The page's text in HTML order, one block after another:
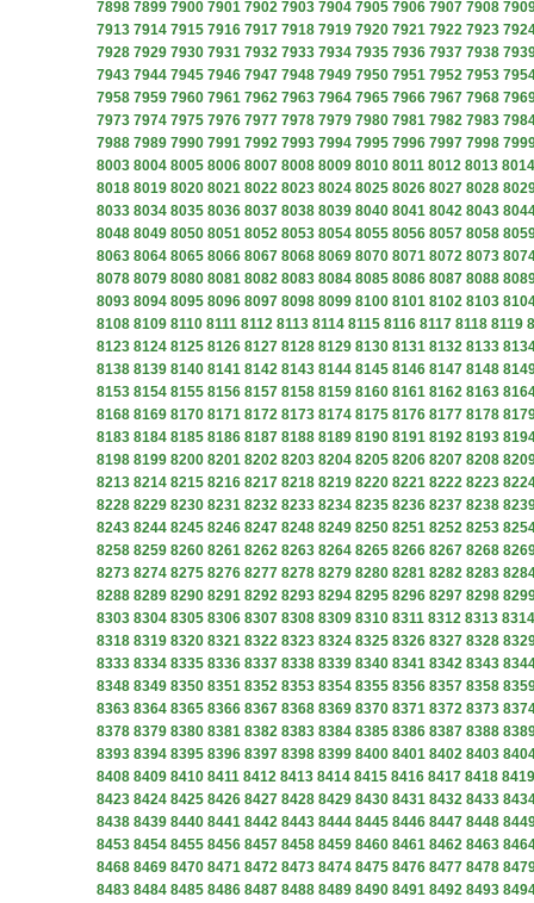
7898 7899 7900 7901 7902 7903 7904 7905 7906 7907 7908
7913 7914 7915 7916 7917 7918 7919 7920 7921 7922 7923
7928 7929 7930 7931 7932 7933 7934 7935 7936 7937 7938
7943 7944 7945 7946 7947 7948 7949 7950 7951 7952 7953
7958 7959 7960 7961 7962 7963 7964 7965 7966 7967 7968
7973 7974 7975 7976 7977 7978 7979 7980 7981 7982 7983
7988 7989 7990 7991 7992 7993 7994 7995 7996 7997 7998
8003 8004 8005 8006 8007 8008 8009 8010 8011 8012 8013 8014
8018 8019 8020 8021 8022 8023 8024 8025 8026 8027 8028
8033 8034 8035 8036 8037 8038 8039 8040 8041 8042 8043
8048 8049 8050 8051 8052 8053 8054 8055 8056 8057 8058
8063 8064 8065 8066 8067 8068 8069 8070 8071 8072 8073
8078 8079 8080 8081 8082 8083 8084 8085 8086 8087 8088
8093 8094 8095 8096 8097 8098 8099 8100 8101 8102 8103
8108 8109 8110 8111 8112 8113 8114 8115 8116 8117 8118 8119
8123 8124 8125 8126 8127 8128 8129 8130 8131 8132 8133
8138 8139 8140 8141 8142 8143 8144 8145 8146 8147 8148
8153 8154 8155 8156 8157 8158 8159 8160 8161 8162 8163
8168 8169 8170 8171 8172 8173 8174 8175 8176 8177 8178
8183 8184 8185 8186 8187 8188 8189 8190 8191 8192 8193
8198 8199 8200 8201 8202 8203 8204 8205 8206 8207 8208
8213 8214 8215 8216 8217 8218 8219 8220 8221 8222 8223
8228 8229 8230 8231 8232 8233 8234 8235 8236 8237 8238
8243 8244 8245 8246 8247 8248 8249 8250 8251 8252 8253
8258 8259 8260 8261 8262 8263 8264 8265 8266 8267 8268
8273 8274 8275 8276 8277 8278 8279 8280 8281 8282 8283
8288 8289 8290 8291 8292 8293 8294 8295 8296 8297 8298
8303 8304 8305 8306 8307 8308 8309 8310 8311 8312 8313 8314
8318 8319 8320 8321 8322 8323 8324 8325 8326 8327 8328
8333 8334 8335 8336 8337 8338 8339 8340 8341 8342 8343
8348 8349 8350 8351 8352 8353 8354 8355 8356 8357 8358
8363 8364 8365 8366 8367 8368 8369 8370 8371 8372 8373
8378 8379 8380 8381 8382 8383 8384 8385 8386 8387 8388
8393 8394 8395 8396 8397 8398 8399 8400 8401 8402 8403
8408 8409 8410 8411 8412 8413 8414 8415 8416 8417 8418 8419
8423 8424 8425 8426 8427 8428 8429 8430 8431 8432 8433
8438 8439 8440 8441 8442 8443 8444 8445 8446 8447 8448
8453 8454 8455 8456 8457 8458 8459 8460 8461 8462 8463
8468 8469 8470 8471 8472 8473 8474 8475 8476 8477 8478
8483 8484 8485 8486 8487 8488 8489 8490 8491 8492 8493